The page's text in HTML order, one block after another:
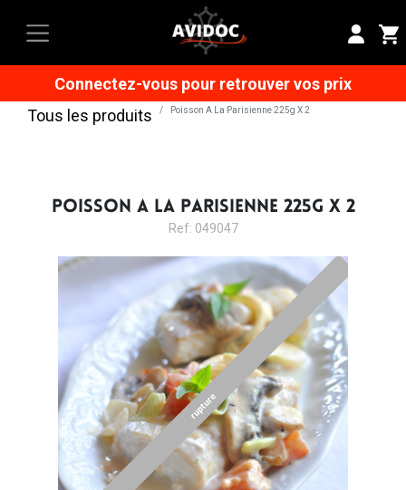
Connectez-vous pour retrouver vos prix
Tous les produits
Poisson A La Parisienne 225g X 2
rupture
POISSON A LA PARISIENNE 225G X 2
Ref: 049047